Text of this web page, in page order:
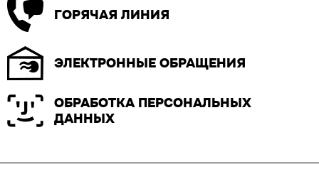
ГОРЯЧАЯ ЛИНИЯ
ЭЛЕКТРОННЫЕ ОБРАЩЕНИЯ
ОБРАБОТКА ПЕРСОНАЛЬНЫХ
ДАННЫХ